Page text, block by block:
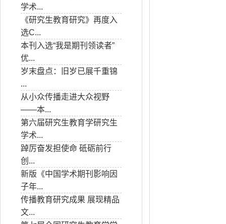
学术...
《研究生教育研究》再度入
选C...
本刊入选“我是期刊领读者”
优...
岁末盘点：旧岁已展千重锦
...
从小众传播走进大众视野
——本...
第六届研究生教育学研究生
学术...
踔厉奋发担使命 砥砺前行
创...
新版《中国学术期刊影响因
子年...
传播教育研究成果 展现精品
文...